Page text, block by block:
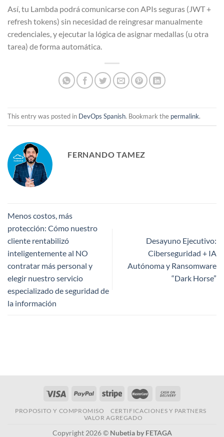
Así, tu Lambda podrá comunicarse con APIs seguras (JWT +
refresh tokens) sin necesidad de reingresar manualmente
credenciales, y ejecutar la lógica de asignar medallas (u otra
tarea) de forma automática.
This entry was posted in DevOps Spanish. Bookmark the permalink.
FERNANDO TAMEZ
Menos costos, más
protección: Cómo nuestro
cliente rentabilizó
inteligentemente al NO
contratar más personal y
elegir nuestro servicio
especializado de seguridad de
la información
Desayuno Ejecutivo:
Ciberseguridad + IA
Autónoma y Ransomware
“Dark Horse”
PROPOSITO Y COMPROMISO
CERTIFICACIONES Y PARTNERS
VALOR AGREGADO
Copyright 2026 © Nubetia by FETAGA